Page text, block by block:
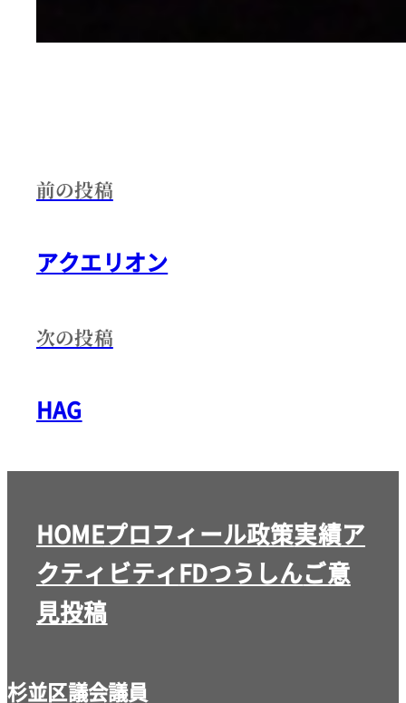
前の投稿
アクエリオン
次の投稿
HAG
HOMEプロフィール政策実績ア
クティビティFDつうしんご意
見投稿
杉並区議会議員